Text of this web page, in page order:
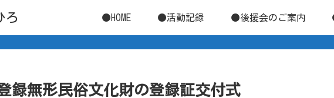
ろ ●HOME ●活動記録 ●後援会のご案内
録無形民俗文化財の登録証交付式